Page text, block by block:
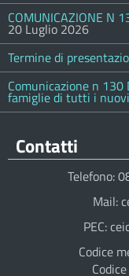
COMUNICAZIONE N
20 Luglio 2026
Termine di
Comunicazione n
famiglie di tutti i
Contatti
Telefono:
Mail:
PEC:
Codice